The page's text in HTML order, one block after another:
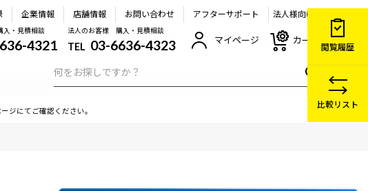
企業情報 店舗情報 お問い合わせ アフターサポート 法人様向け
・見積相談
4321
法人のお客様 購入・見積相談
TEL 03-6636-4323 マイページ カート
ジにてご確認ください。
閲覧履歴
比較リスト